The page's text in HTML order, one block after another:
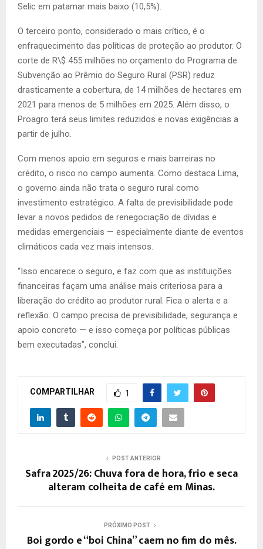
Selic em patamar mais baixo (10,5%).
O terceiro ponto, considerado o mais crítico, é o
enfraquecimento das políticas de proteção ao produtor. O
corte de R\$ 455 milhões no orçamento do Programa de
Subvenção ao Prêmio do Seguro Rural (PSR) reduz
drasticamente a cobertura, de 14 milhões de hectares em
2021 para menos de 5 milhões em 2025. Além disso, o
Proagro terá seus limites reduzidos e novas exigências a
partir de julho.
Com menos apoio em seguros e mais barreiras no
crédito, o risco no campo aumenta. Como destaca Lima,
o governo ainda não trata o seguro rural como
investimento estratégico. A falta de previsibilidade pode
levar a novos pedidos de renegociação de dívidas e
medidas emergenciais — especialmente diante de eventos
climáticos cada vez mais intensos.
“Isso encarece o seguro, e faz com que as instituições
financeiras façam uma análise mais criteriosa para a
liberação do crédito ao produtor rural. Fica o alerta e a
reflexão. O campo precisa de previsibilidade, segurança e
apoio concreto — e isso começa por políticas públicas
bem executadas”, conclui.
COMPARTILHAR 1
POST ANTERIOR
Safra 2025/26: Chuva fora de hora, frio e seca
alteram colheita de café em Minas.
PRÓXIMO POST
Boi gordo e “boi China” caem no fim do mês.